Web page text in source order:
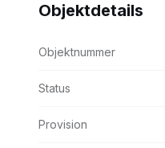
Objektdetails
Objektnummer
Status
Provision